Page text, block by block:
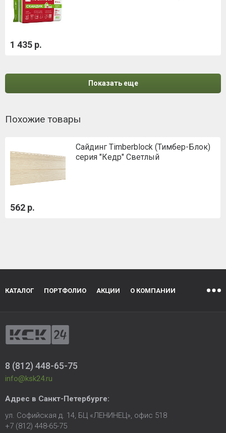
1 435 р.
Показать еще
Похожие товары
Сайдинг Timberblock (Тимбер-Блок)
серия "Кедр" Светлый
562 р.
КАТАЛОГ ПОРТФОЛИО АКЦИИ О КОМПАНИИ
8 (812) 448-65-75
info@ksk24.ru
Адрес в Санкт-Петербурге:
ул. Софийская д. 14, БЦ «ЛЕНИНЕЦ», офис 518
+7 (812) 448-65-75